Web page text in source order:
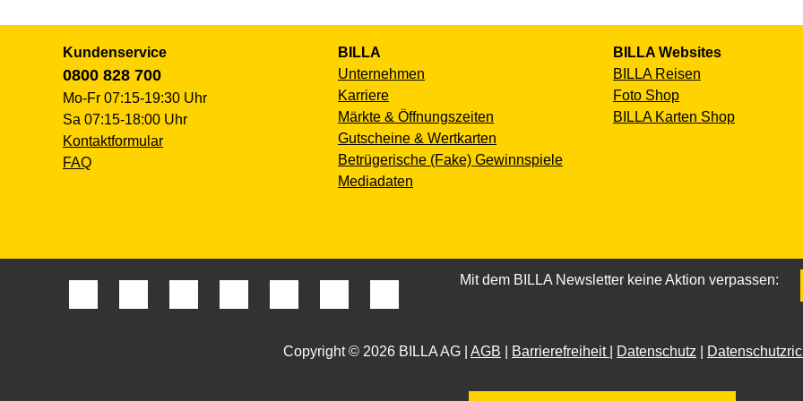
Kundenservice
0800 828 700
Mo-Fr 07:15-19:30 Uhr
Sa 07:15-18:00 Uhr
Kontaktformular
FAQ
BILLA
Unternehmen
Karriere
Märkte & Öffnungszeiten
Gutscheine & Wertkarten
Betrügerische (Fake) Gewinnspiele
Mediadaten
BILLA Websites
BILLA Reisen
Foto Shop
BILLA Karten Shop
Mit dem BILLA Newsletter keine Aktion verpassen:
Copyright © 2026 BILLA AG | AGB Barrierefreiheit Datenschutz